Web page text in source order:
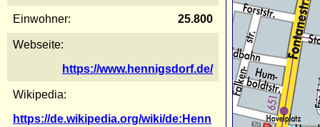
Einwohner: 25.800
Webseite:
https://www.hennigsdorf.de/
Wikipedia:
https://de.wikipedia.org/wiki/de:Henn